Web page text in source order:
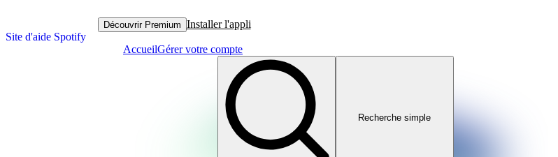
Site d'aide Spotify
Découvrir Premium Installer l'appli
AccueilGérer votre compte
Recherche simple